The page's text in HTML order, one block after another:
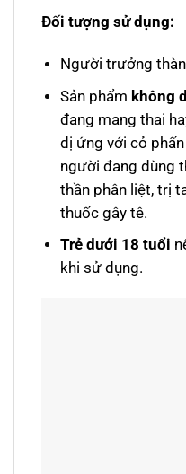
Đối tượng sử dụng:
Người trưởng
Sản phẩm không
đang mang thai
dị ứng với cỏ
người đang dùng
thần phân liệt, trị
thuốc gây tê.
Trẻ dưới 18 tuổi
khi sử dụng.